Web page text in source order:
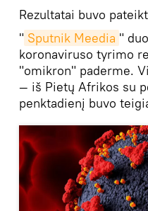
Rezultatai buvo
" Sputnik Meedia "
koronaviruso tyrimo
"omikron" paderme.
— iš Pietų Afrikos su
penktadienį buvo